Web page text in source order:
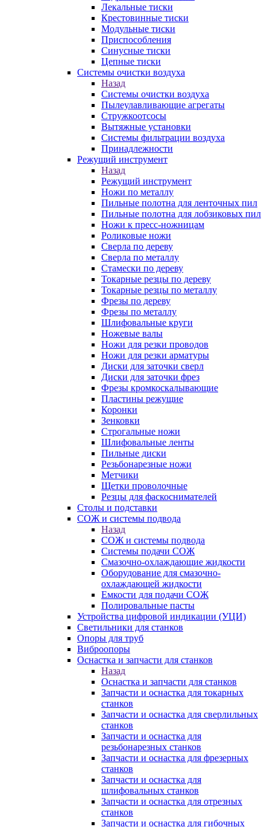
Лекальные тиски
Крестовинные тиски
Модульные тиски
Приспособления
Синусные тиски
Цепные тиски
Системы очистки воздуха
Назад
Системы очистки воздуха
Пылеулавливающие агрегаты
Стружкоотсосы
Вытяжные установки
Системы фильтрации воздуха
Принадлежности
Режущий инструмент
Назад
Режущий инструмент
Ножи по металлу
Пильные полотна для ленточных пил
Пильные полотна для лобзиковых пил
Ножи к пресс-ножницам
Роликовые ножи
Сверла по дереву
Сверла по металлу
Стамески по дереву
Токарные резцы по дереву
Токарные резцы по металлу
Фрезы по дереву
Фрезы по металлу
Шлифовальные круги
Ножевые валы
Ножи для резки проводов
Ножи для резки арматуры
Диски для заточки сверл
Диски для заточки фрез
Фрезы кромкоскалывающие
Пластины режущие
Коронки
Зенковки
Строгальные ножи
Шлифовальные ленты
Пильные диски
Резьбонарезные ножи
Метчики
Щетки проволочные
Резцы для фаскоснимателей
Столы и подставки
СОЖ и системы подвода
Назад
СОЖ и системы подвода
Системы подачи СОЖ
Смазочно-охлаждающие жидкости
Оборудование для смазочно-
охлаждающей жидкости
Емкости для подачи СОЖ
Полировальные пасты
Устройства цифровой индикации (УЦИ)
Светильники для станков
Опоры для труб
Виброопоры
Оснастка и запчасти для станков
Назад
Оснастка и запчасти для станков
Запчасти и оснастка для токарных
станков
Запчасти и оснастка для сверлильных
станков
Запчасти и оснастка для
резьбонарезных станков
Запчасти и оснастка для фрезерных
станков
Запчасти и оснастка для
шлифовальных станков
Запчасти и оснастка для отрезных
станков
Запчасти и оснастка для гибочных